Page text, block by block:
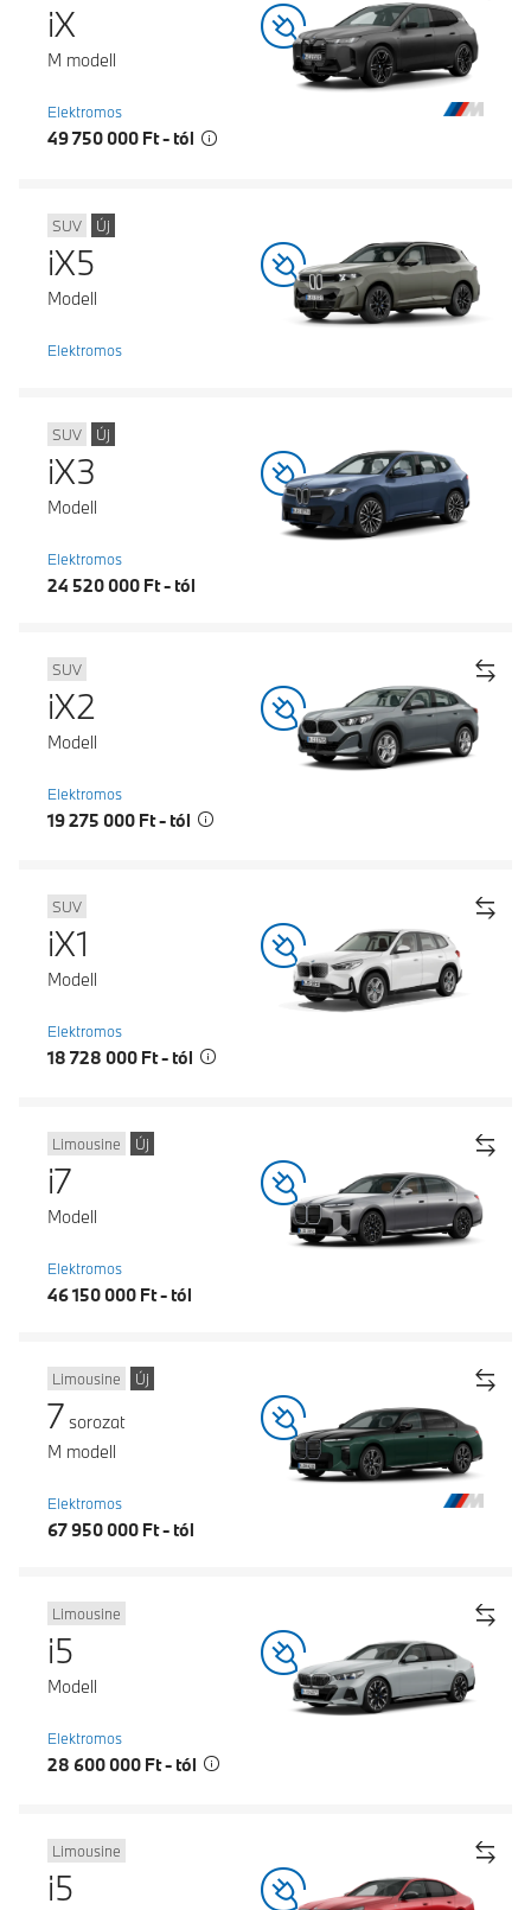
iX
M modell
Elektromos
49 750 000 Ft - tól
SUV Új
iX5
Modell
Elektromos
SUV Új
iX3
Modell
Elektromos
24 520 000 Ft - tól
SUV
iX2
Modell
Elektromos
19 275 000 Ft - tól
SUV
iX1
Modell
Elektromos
18 728 000 Ft - tól
Limousine Új
i7
Modell
Elektromos
46 150 000 Ft - tól
Limousine Új
7 sorozat
M modell
Elektromos
67 950 000 Ft - tól
Limousine
i5
Modell
Elektromos
28 600 000 Ft - tól
Limousine
i5